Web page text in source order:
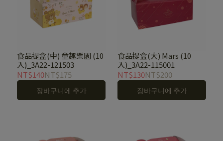
食品提盒(中) 童趣樂園 (10
入)_3A22-121503
NT$140NT$175
장바구니에 추가
食品提盒(大) Mars (10
入)_3A22-115001
NT$130NT$200
장바구니에 추가